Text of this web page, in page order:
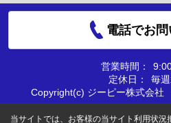
電話でお
営業時間：
定休日：
毎
Copyright(c) ジーピー株式会社
当サイトでは、お客様の当サイト利用状況